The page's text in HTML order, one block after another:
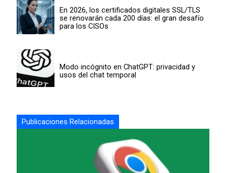
En 2026, los certificados digitales SSL/TLS
se renovarán cada 200 días: el gran desafío
para los CISOs
Modo incógnito en ChatGPT: privacidad y
usos del chat temporal
Publicaciones Relacionadas